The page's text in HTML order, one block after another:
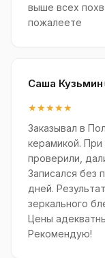
выше всех
пожалеете
Саша Кузьмин
★★★★★
Заказывал в
керамикой.
проверили,
Записался без
дней.
зеркального
Цены
Рекомендую!